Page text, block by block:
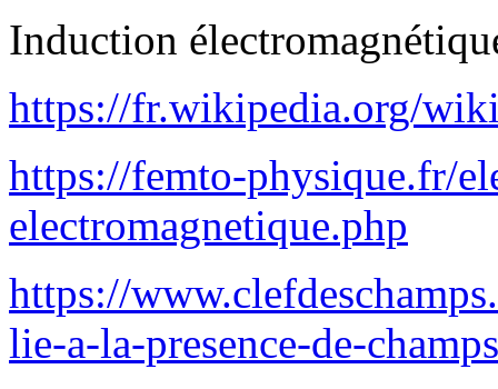
Induction
https://fr.wikipedia.org/
https://femto-physique.fr/
electromagnetique.php
https://
lie-a-la-presence-de-